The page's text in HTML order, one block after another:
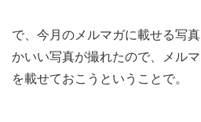
で、今月のメルマガに載せる写
かいい写真が撮れたので、メル
を載せておこうということで。